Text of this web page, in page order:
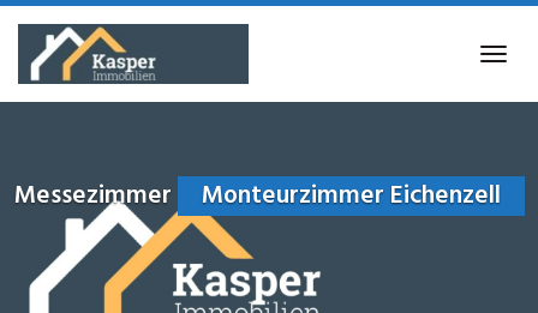
Skip
main
Messezimmer Monteurzimmer Eichenzell